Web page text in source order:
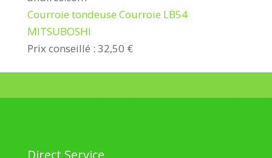
Courroie tondeuse Courroie LB54
MITSUBOSHI
Prix conseillé : 32,50 €